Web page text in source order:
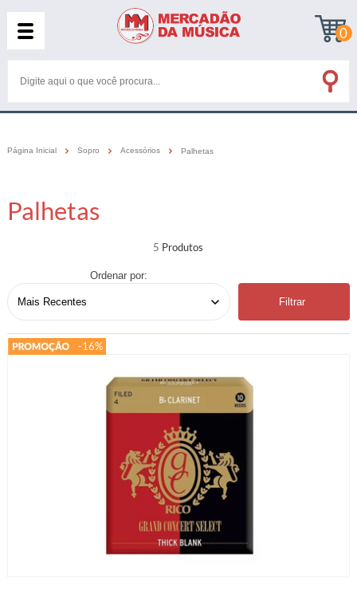
0
Página Inicial Sopro Acessórios Palhetas
Palhetas
5
Ordenar por:
Filtrar
-16%